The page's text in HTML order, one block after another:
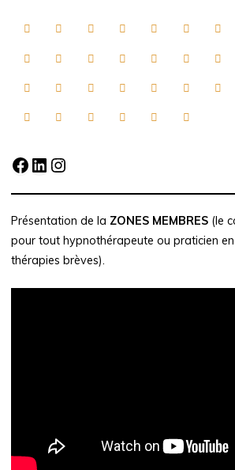
Facebook
LinkedIn
Instagram
Présentation de la ZONES MEMBRES (le
pour tout hypnothérapeute ou praticien
thérapies brèves).